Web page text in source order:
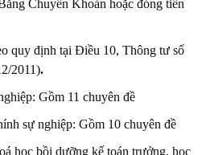
Chuyển Khoản hoặc đóng tiền
quy định tại Điều 10, Thông tư số
2011).
Gồm 11 chuyên đề
sự nghiệp: Gồm 10 chuyên đề
học bồi dưỡng kế toán trưởng, học